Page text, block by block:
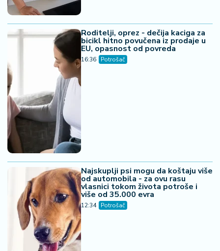
Roditelji, oprez - dečija kaciga za
bicikl hitno povučena iz prodaje u
EU, opasnost od povreda
16:36 Potrošač
Najskuplji psi mogu da koštaju više
od automobila - za ovu rasu
vlasnici tokom života potroše i
više od 35.000 evra
12:34 Potrošač